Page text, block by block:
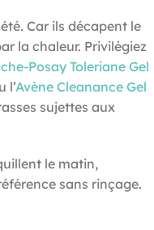
Car ils décapent le
la chaleur. Privilégiez
Posay Toleriane Gel
l’Avène Cleanance Gel
sujettes aux
le matin,
sans rinçage.